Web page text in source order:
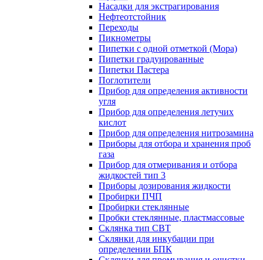
Насадки для экстрагирования
Нефтеотстойник
Переходы
Пикнометры
Пипетки с одной отметкой (Мора)
Пипетки градуированные
Пипетки Пастера
Поглотители
Прибор для определения активности
угля
Прибор для определения летучих
кислот
Прибор для определения нитрозамина
Приборы для отбора и хранения проб
газа
Прибор для отмеривания и отбора
жидкостей тип 3
Приборы дозирования жидкости
Пробирки ПЧП
Пробирки стеклянные
Пробки стеклянные, пластмассовые
Склянка тип СВТ
Склянки для инкубации при
определении БПК